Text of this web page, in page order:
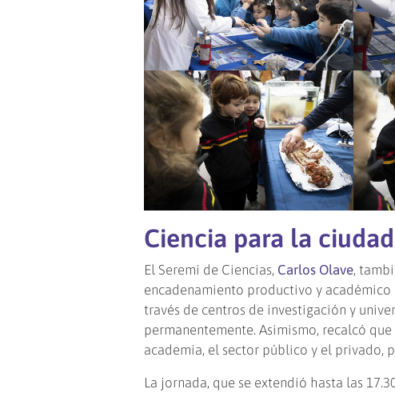
Ciencia para la
El Seremi de Ciencias, Carlos Olave,
encadenamiento productivo y
través de centros de investigación y
permanentemente. Asimismo, recalcó
academia, el sector público y el
La jornada, que se extendió hasta las